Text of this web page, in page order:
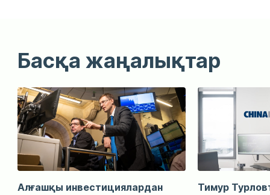
Басқа жаңалықтар
Алғашқы инвестициялардан
Тимур